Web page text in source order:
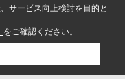
サービス向上検討を目的と
をご確認ください。